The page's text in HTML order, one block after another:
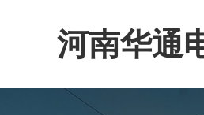
河南华通